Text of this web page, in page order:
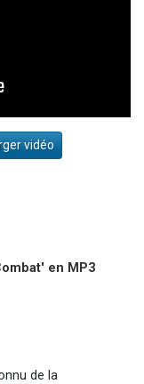
vidéo
en MP3
de la